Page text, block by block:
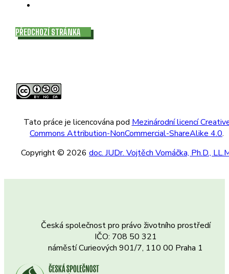
PŘEDCHOZÍ STRÁNKA
Tato práce je licencována pod Mezinárodní licencí
Commons Attribution-NonCommercial-ShareAlike 4.0.
Copyright © 2026 doc. JUDr. Vojtěch Vomáčka, Ph.D.,
Česká společnost pro právo životního prostředí
IČO: 708 50 321
náměstí Curieových 901/7, 110 00 Praha 1